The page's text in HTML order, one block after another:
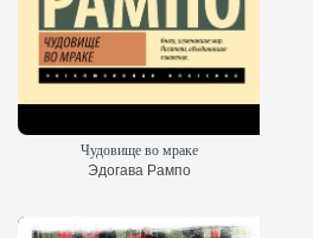
Чудовище во мраке
Эдогава Рампо